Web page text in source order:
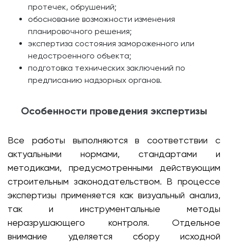
протечек, обрушений;
обоснование возможности изменения
планировочного решения;
экспертиза состояния замороженного или
недостроенного объекта;
подготовка технических заключений по
предписанию надзорных органов.
Особенности проведения экспертизы
Все работы выполняются в соответствии с
актуальными нормами, стандартами и
методиками, предусмотренными действующим
строительным законодательством. В процессе
экспертизы применяется как визуальный анализ,
так и инструментальные методы
неразрушающего контроля. Отдельное
внимание уделяется сбору исходной